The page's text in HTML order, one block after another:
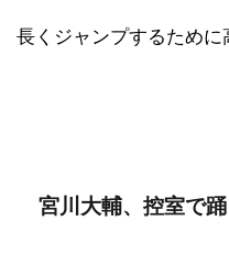
長くジャンプするために
宮川大輔、控室で